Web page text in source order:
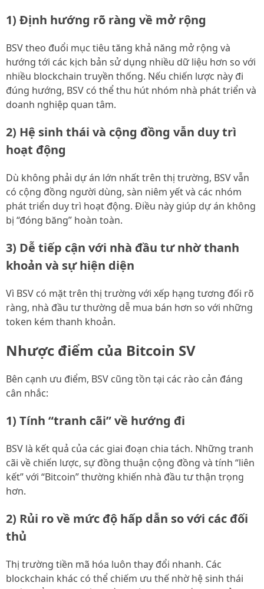
1) Định hướng rõ ràng về mở rộng
BSV theo đuổi mục tiêu tăng khả năng mở rộng và
hướng tới các kịch bản sử dụng nhiều dữ liệu hơn so với
nhiều blockchain truyền thống. Nếu chiến lược này đi
đúng hướng, BSV có thể thu hút nhóm nhà phát triển và
doanh nghiệp quan tâm.
2) Hệ sinh thái và cộng đồng vẫn duy trì
hoạt động
Dù không phải dự án lớn nhất trên thị trường, BSV vẫn
có cộng đồng người dùng, sàn niêm yết và các nhóm
phát triển duy trì hoạt động. Điều này giúp dự án không
bị “đóng băng” hoàn toàn.
3) Dễ tiếp cận với nhà đầu tư nhờ thanh
khoản và sự hiện diện
Vì BSV có mặt trên thị trường với xếp hạng tương đối rõ
ràng, nhà đầu tư thường dễ mua bán hơn so với những
token kém thanh khoản.
Nhược điểm của Bitcoin SV
Bên cạnh ưu điểm, BSV cũng tồn tại các rào cản đáng
cân nhắc:
1) Tính “tranh cãi” về hướng đi
BSV là kết quả của các giai đoạn chia tách. Những tranh
cãi về chiến lược, sự đồng thuận cộng đồng và tính “liên
kết” với “Bitcoin” thường khiến nhà đầu tư thận trọng
hơn.
2) Rủi ro về mức độ hấp dẫn so với các đối
thủ
Thị trường tiền mã hóa luôn thay đổi nhanh. Các
blockchain khác có thể chiếm ưu thế nhờ hệ sinh thái